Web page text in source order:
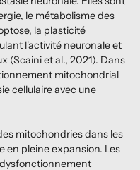
le métabolisme des
la plasticité
l'activité neuronale et
(Scaini et al., 2021). Dans
mitochondrial
cellulaire avec une
mitochondries dans les
en pleine expansion. Les